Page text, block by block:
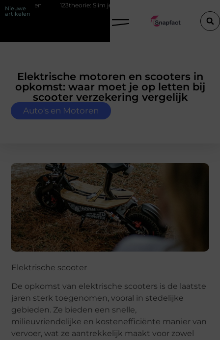
Nieuwe
artikelen
123theorie: Slim je theorie halen zonder eindeloos blokken
Elektrische motoren en scooters in
opkomst: waar moet je op letten bij
scooter verzekering vergelijk
Auto's en Motoren
Elektrische scooter
De opkomst van elektrische scooters is de laatste
jaren sterk toegenomen, vooral in stedelijke
gebieden. Ze bieden een snelle,
milieuvriendelijke en kostenefficiënte manier van
vervoer, wat ze aantrekkelijk maakt voor zowel